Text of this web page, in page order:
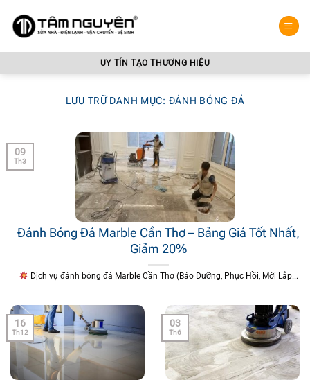
qua
dung
UY TÍN TẠO THƯƠNG HIỆU
LƯU TRỮ DANH MỤC: ĐÁNH BÓNG ĐÁ
Đánh Bóng Đá Marble Cần Thơ – Bảng Giá Tốt Nhất,
Giảm 20%
Dịch vụ đánh bóng đá Marble Cần Thơ (Bảo Dưỡng, Phục Hồi, Mới Lắp...
09
Th3
16
Th12
03
Th6